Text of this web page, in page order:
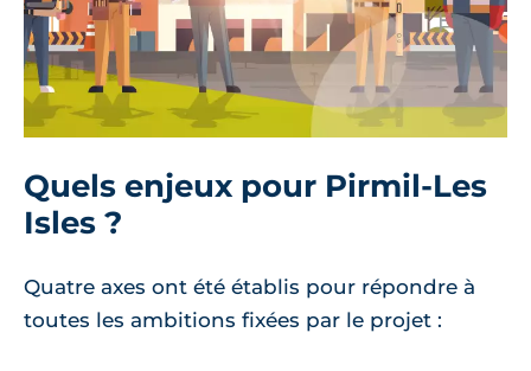
Quels enjeux pour Pirmil-Les
Isles ?
Quatre axes ont été établis pour répondre à
toutes les ambitions fixées par le projet :